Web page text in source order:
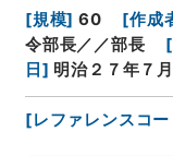
[規模] 60 [作成
令部長／／部長
[
日 ] 明治２７年７
[レファレンスコ